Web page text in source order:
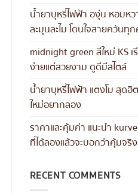
น้ำยาบุหรี่ไฟฟ้า องุ่น หอมห
ละมุนละไม โดนใจสายควันทุ
midnight green สีใหม่ KS เ
ง่ายแต่สวยงาม ดูดีมีสไตล์
น้ำยาบุหรี่ไฟฟ้า แตงโม สุดฮิ
ใหม่อยากลอง
ราคาและคุ้มค่า แนะนำ
ที่ได้ลองแล้วจะบอกว่าคุ้มจริ
RECENT COMMENTS